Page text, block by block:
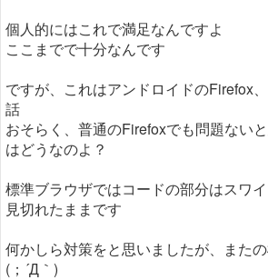
個人的にはこれで満足なんですよ
ここまでで十分なんです
ですが、これはアンドロイドのFirefox
話
おそらく、普通のFirefoxでも問題ない
はどうなのよ？
標準ブラウザではコードの部分はスワ
見切れたままです
何かしら対策をと思いましたが、また
(；´Д｀)